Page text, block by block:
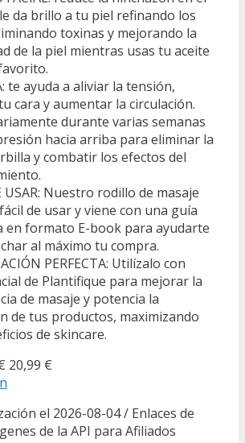
da brillo a tu piel refinando los
toxinas y mejorando la
de la piel mientras usas tu aceite
te ayuda a aliviar la tensión,
cara y aumentar la circulación.
durante varias semanas
hacia arriba para eliminar la
y combatir los efectos del
USAR: Nuestro rodillo de masaje
de usar y viene con una guía
en formato E-book para ayudarte
al máximo tu compra.
PERFECTA: Utilízalo con
de Plantifique para mejorar la
de masaje y potencia la
de tus productos, maximizando
de skincare.
20,99 €
el 2026-08-04 / Enlaces de
de la API para Afiliados